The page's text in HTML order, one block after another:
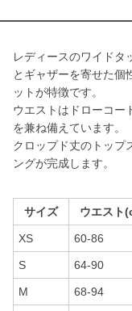
レディースのワイドタ
とギャザーを寄せた個
ットが特徴です。
ウエストはドローコー
を兼ね備えています。
クロップド丈のトップ
ングが完成します。
サイズ ウエスト
XS 60-86
S 64-90
M 68-94